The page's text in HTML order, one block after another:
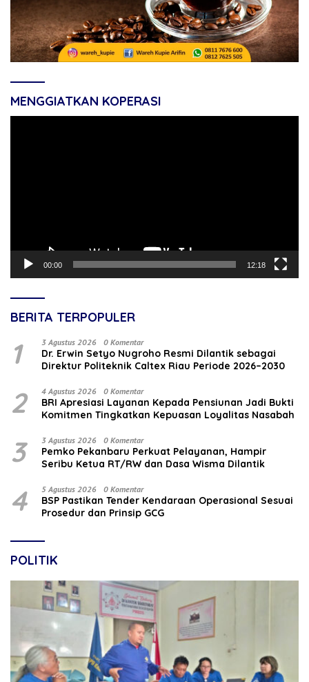
MENGGIATKAN KOPERASI
00:00 12:18
BERITA TERPOPULER
1 3 Agustus 2026 0 Komentar
‎Dr. Erwin Setyo Nugroho Resmi Dilantik sebagai
Direktur Politeknik Caltex Riau Periode 2026–2030
2 4 Agustus 2026 0 Komentar
BRI Apresiasi Layanan Kepada Pensiunan Jadi Bukti
Komitmen Tingkatkan Kepuasan Loyalitas Nasabah
3 3 Agustus 2026 0 Komentar
Pemko Pekanbaru Perkuat Pelayanan, Hampir
Seribu Ketua RT/RW dan Dasa Wisma Dilantik
4 5 Agustus 2026 0 Komentar
BSP Pastikan Tender Kendaraan Operasional Sesuai
Prosedur dan Prinsip GCG
POLITIK